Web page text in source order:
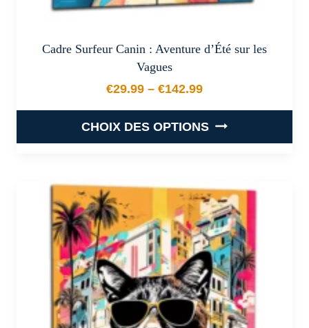
Cadre Surfeur Canin : Aventure d’Été sur les
Vagues
€29.99 – €142.99
Plage de prix : €29.99 à
CHOIX DES OPTIONS
a
plusieurs
variations.
Les
options
peuvent
être
choisies